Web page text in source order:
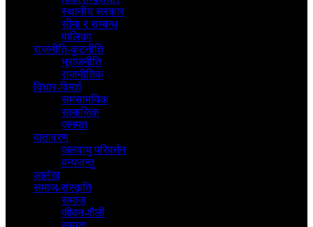
स्थानीय सरकार
सीमा र सम्बन्ध
पालिका
राजनीति-कुटनीति
भूराजनीति
राजनीतिक
विचार-विमर्श
समसामयिक
सामाजिक
जनमत
वातावरण
जलवायु परिवर्तन
वन्यजन्तु
आलेख
समाज-संस्कृति
समाज
जीवन-शैली